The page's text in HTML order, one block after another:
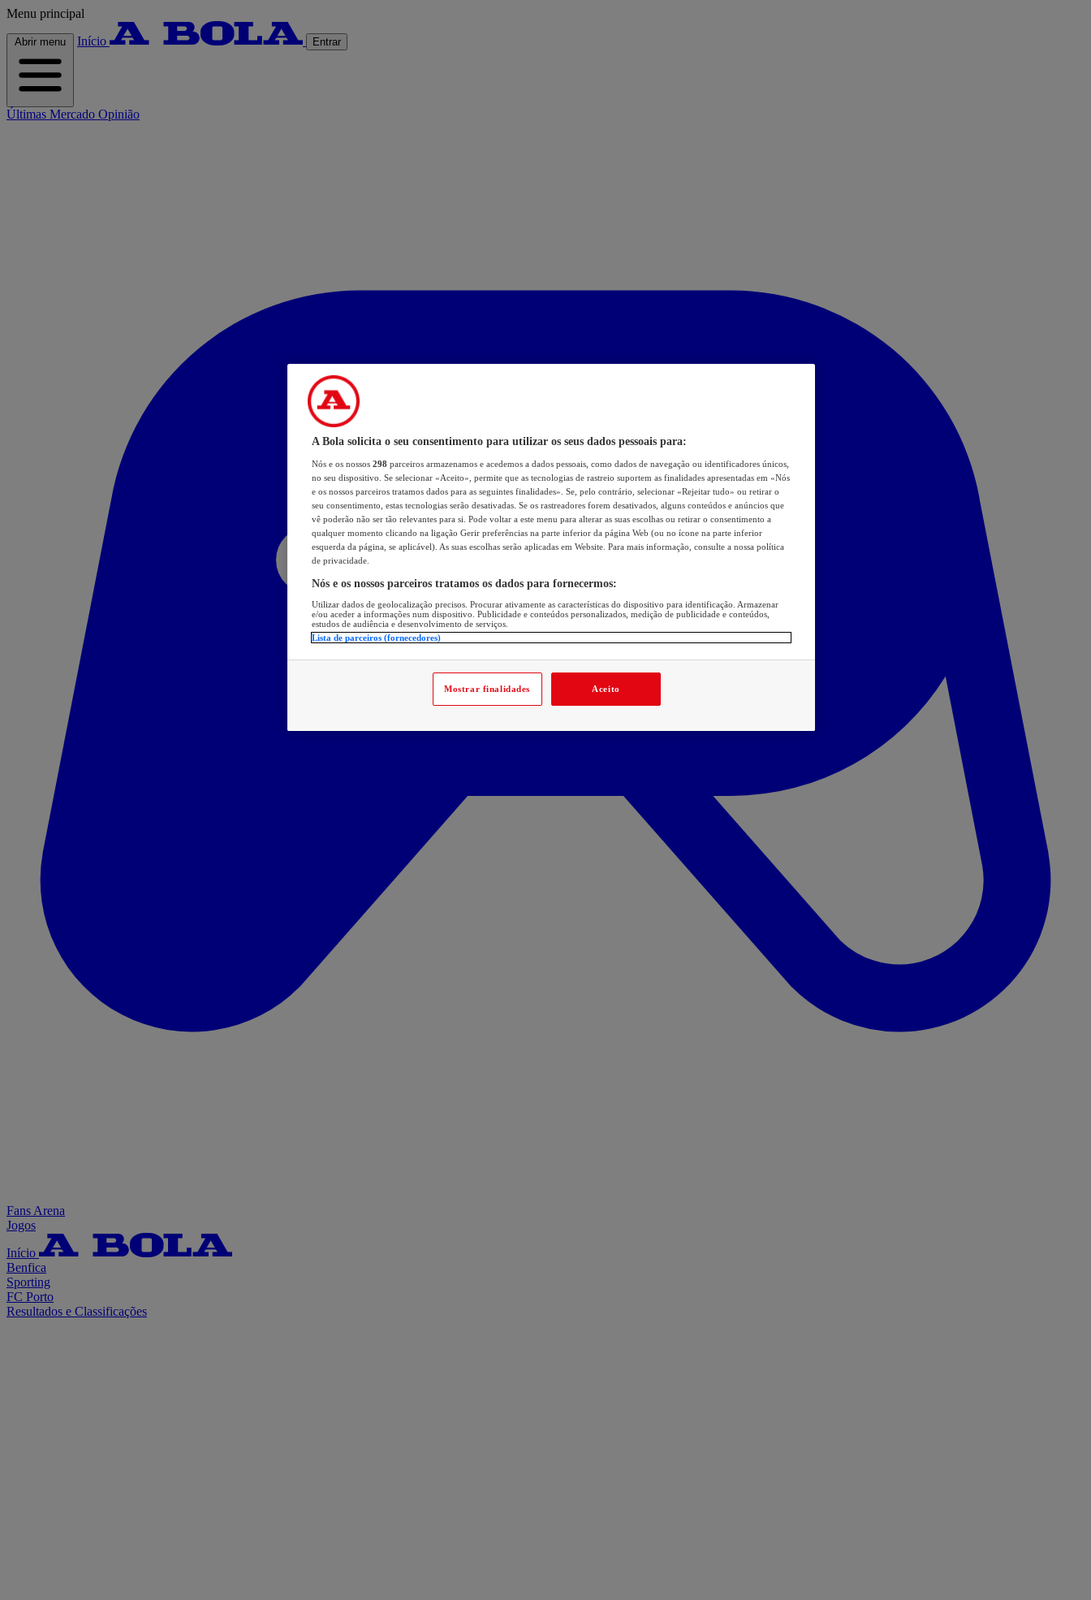
Menu principal
Abrir menu Início Entrar
Últimas Mercado Opinião
Fans Arena
Jogos
Início
Benfica
Sporting
FC Porto
Resultados e Classificações
A Bola solicita o seu consentimento para utilizar os seus dados pessoais para:
Nós e os nossos 298 parceiros armazenamos e acedemos a dados pessoais, como dados de navegação ou identificadores únicos,
no seu dispositivo. Se selecionar «Aceito», permite que as tecnologias de rastreio suportem as finalidades apresentadas em «Nós
e os nossos parceiros tratamos dados para as seguintes finalidades». Se, pelo contrário, selecionar «Rejeitar tudo» ou retirar o
seu consentimento, estas tecnologias serão desativadas. Se os rastreadores forem desativados, alguns conteúdos e anúncios que
vê poderão não ser tão relevantes para si. Pode voltar a este menu para alterar as suas escolhas ou retirar o consentimento a
qualquer momento clicando na ligação Gerir preferências na parte inferior da página Web (ou no ícone na parte inferior
esquerda da página, se aplicável). As suas escolhas serão aplicadas em Website. Para mais informação, consulte a nossa política
de privacidade.
Nós e os nossos parceiros tratamos os dados para fornecermos:
Utilizar dados de geolocalização precisos. Procurar ativamente as características do dispositivo para identificação. Armazenar
e/ou aceder a informações num dispositivo. Publicidade e conteúdos personalizados, medição de publicidade e conteúdos,
estudos de audiência e desenvolvimento de serviços.
Lista de parceiros (fornecedores)
Mostrar finalidades Aceito